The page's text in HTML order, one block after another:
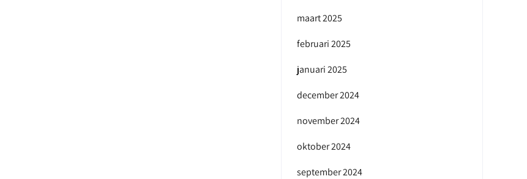
maart 2025
februari 2025
januari 2025
december 2024
november 2024
oktober 2024
september 2024